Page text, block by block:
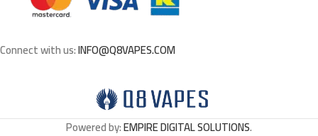
Connect with us:INFO@Q8VAPES.COM
Powered by:EMPIRE DIGITAL SOLUTIONS.